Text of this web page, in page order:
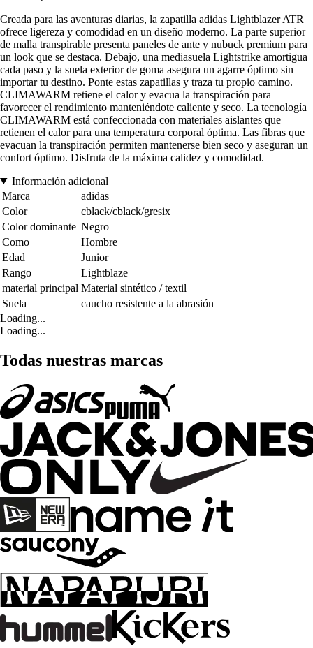
Creada para las aventuras diarias, la zapatilla adidas Lightblazer ATR
ofrece ligereza y comodidad en un diseño moderno. La parte superior
de malla transpirable presenta paneles de ante y nubuck premium para
un look que se destaca. Debajo, una mediasuela Lightstrike amortigua
cada paso y la suela exterior de goma asegura un agarre óptimo sin
importar tu destino. Ponte estas zapatillas y traza tu propio camino.
CLIMAWARM retiene el calor y evacua la transpiración para
favorecer el rendimiento manteniéndote caliente y seco. La tecnología
CLIMAWARM está confeccionada con materiales aislantes que
retienen el calor para una temperatura corporal óptima. Las fibras que
evacuan la transpiración permiten mantenerse bien seco y aseguran un
confort óptimo. Disfruta de la máxima calidez y comodidad.
Información adicional
Marca
adidas
Color
cblack/cblack/gresix
Color dominante Negro
Como
Hombre
Edad
Junior
Rango
Lightblaze
material principal Material sintético / textil
Suela
caucho resistente a la abrasión
Loading...
Loading...
Todas nuestras marcas